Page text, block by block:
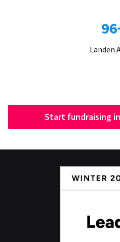
Landen
Start fundraising